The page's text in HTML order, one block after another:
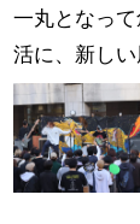
一丸となっ
活に、新しい